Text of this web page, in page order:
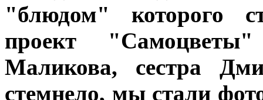
"блюдом" которого
проект
Маликова, сестра
стемнело, мы стали